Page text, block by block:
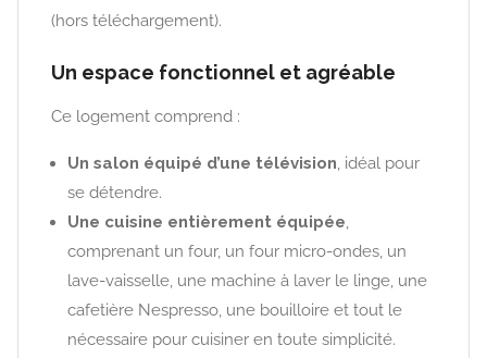
(hors téléchargement).
Un espace fonctionnel et agréable
Ce logement comprend :
Un salon équipé d’une télévision, idéal pour
se détendre.
Une cuisine entièrement équipée,
comprenant un four, un four micro-ondes, un
lave-vaisselle, une machine à laver le linge, une
cafetière Nespresso, une bouilloire et tout le
nécessaire pour cuisiner en toute simplicité.